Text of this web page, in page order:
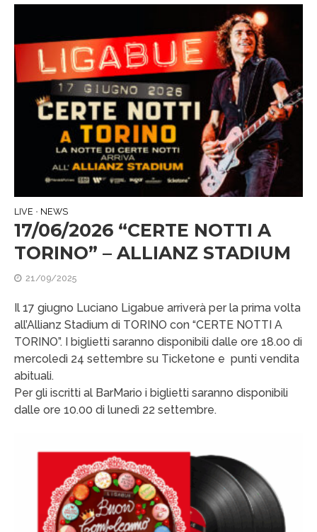
LIVE • NEWS
17/06/2026 “CERTE NOTTI A
TORINO” – ALLIANZ STADIUM
21/09/2025
Il 17 giugno Luciano Ligabue arriverà per la prima volta
all’Allianz Stadium di TORINO con “CERTE NOTTI A
TORINO”. I biglietti saranno disponibili dalle ore 18.00 di
mercoledì 24 settembre su Ticketone e punti vendita
abituali.
Per gli iscritti al BarMario i biglietti saranno disponibili
dalle ore 10.00 di lunedì 22 settembre.